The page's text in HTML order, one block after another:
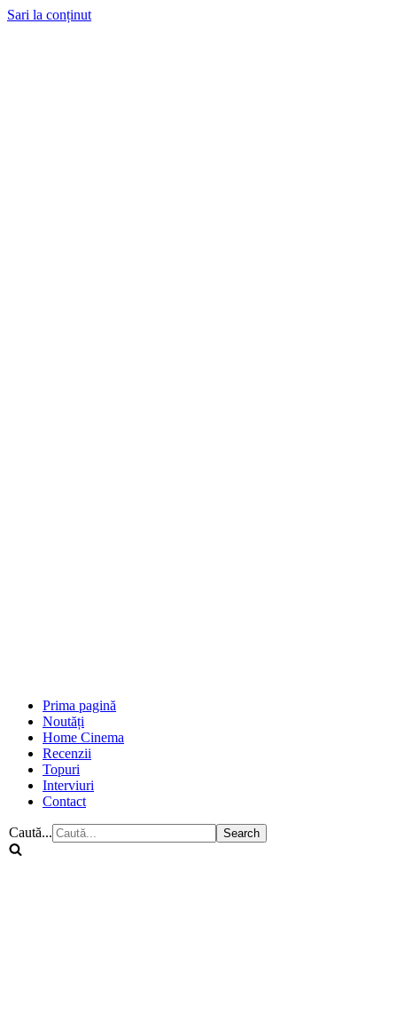
Sari la conținut
Prima pagină
Noutăți
Home Cinema
Recenzii
Topuri
Interviuri
Contact
Caută...